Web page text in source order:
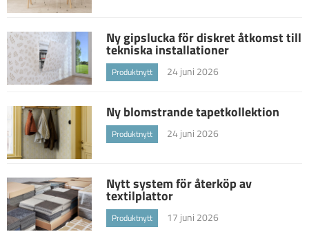
Ny gipslucka för diskret åtkomst till
tekniska installationer
Produktnytt 24 juni 2026
Ny blomstrande tapetkollektion
Produktnytt 24 juni 2026
Nytt system för återköp av
textilplattor
Produktnytt 17 juni 2026